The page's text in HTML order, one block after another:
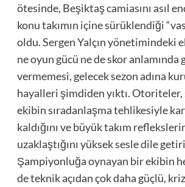
ötesinde, Beşiktaş camiasını asıl
konu takımın içine sürüklendiği
oldu. Sergen Yalçın yönetimindeki
ne oyun gücü ne de skor anlamında
vermemesi, gelecek sezon adına
hayalleri şimdiden yıktı. Otoriteler,
ekibin sıradanlaşma tehlikesiyle
kaldığını ve büyük takım
uzaklaştığını yüksek sesle dile
Şampiyonluğa oynayan bir ekibin
de teknik açıdan çok daha güçlü,